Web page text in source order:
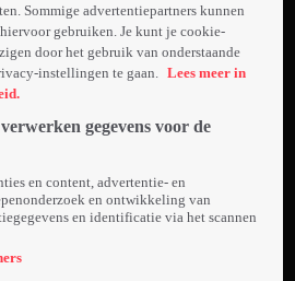
Sommige advertentiepartners kunnen
gebruiken. Je kunt je cookie-
door het gebruik van onderstaande
instellingen te gaan. Lees meer in
gegevens voor de
en content, advertentie- en
en ontwikkeling van
en identificatie via het scannen